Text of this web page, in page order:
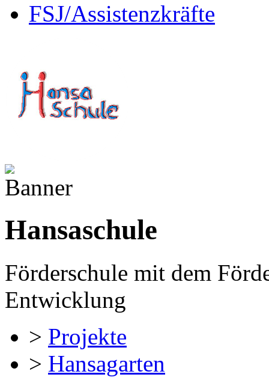
FSJ/Assistenzkräfte
Hansaschule
Förderschule mit dem
Entwicklung
> Projekte
> Hansagarten